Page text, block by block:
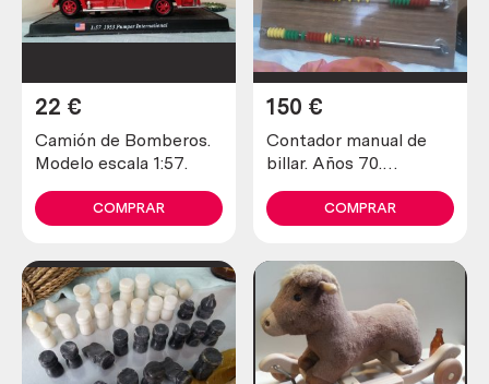
Camión de Bomberos.
Modelo escala 1:57.
22 €
COMPRAR
Contador manual de
billar. Años 70.
150 €
COMPRAR